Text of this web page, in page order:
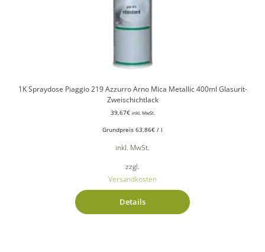
1K Spraydose Piaggio 219 Azzurro Arno Mica Metallic 400ml Glasurit-
Zweischichtlack
39,67€ inkl. MwSt.
Grundpreis 63,86€ / l
inkl. MwSt.
zzgl.
Versandkosten
Details